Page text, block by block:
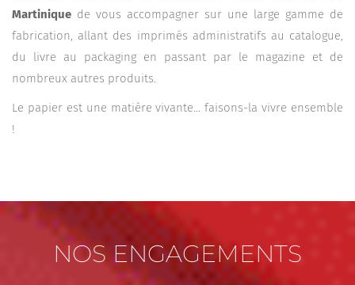
Martinique de vous accompagner sur une large gamme de
fabrication, allant des imprimés administratifs au catalogue,
du livre au packaging en passant par le magazine et de
nombreux autres produits.
Le papier est une matière vivante… faisons-la vivre ensemble
!
NOS ENGAGEMENTS